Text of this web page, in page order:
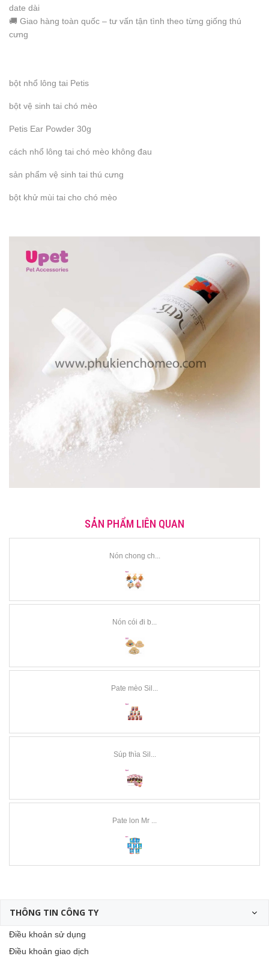
date dài
🚚 Giao hàng toàn quốc – tư vấn tận tình theo từng giống thú
cưng
bột nhổ lông tai Petis
bột vệ sinh tai chó mèo
Petis Ear Powder 30g
cách nhổ lông tai chó mèo không đau
sản phẩm vệ sinh tai thú cưng
bột khử mùi tai cho chó mèo
SẢN PHẨM LIÊN QUAN
Nón chong ch...
Nón cói đi b...
Pate mèo Sil...
Súp thìa Sil...
Pate lon Mr ...
THÔNG TIN CÔNG TY
Điều khoản sử dụng
Điều khoản giao dịch